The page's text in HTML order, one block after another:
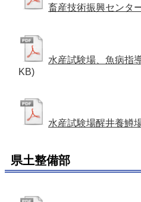
畜産技術振興センタ
水産試験場、魚病指
KB)
水産試験場醒井養鱒
県土整備部